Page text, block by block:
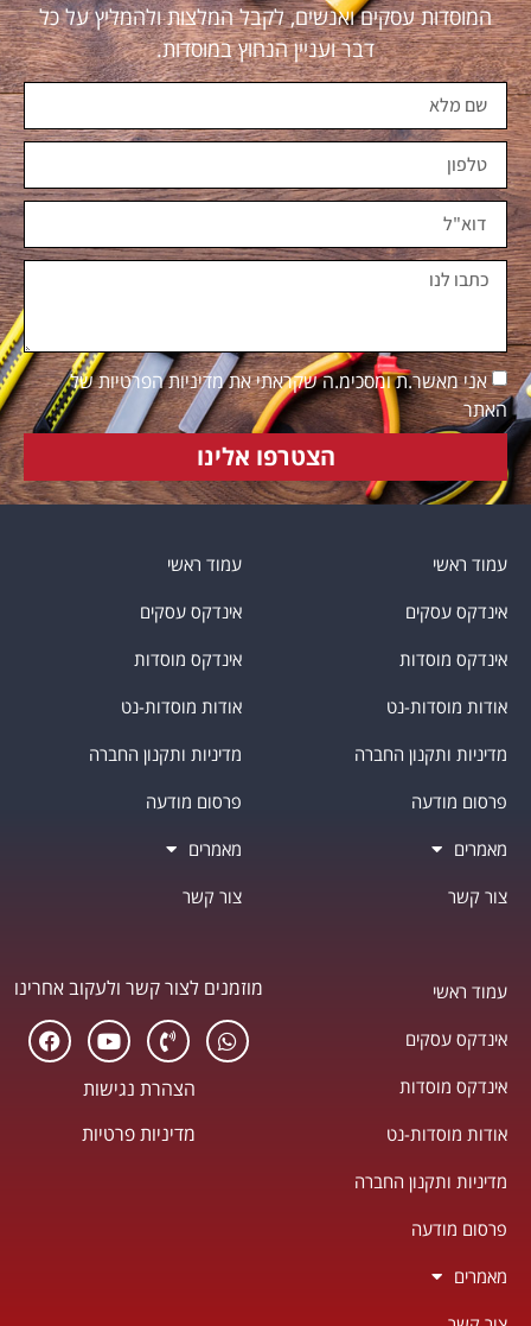
המוסדות עסקים ואנשים, לקבל המלצות ולהמליץ על כל
דבר ועניין הנחוץ במוסדות.
אני מאשר.ת ומסכימ.ה שקראתי את מדיניות הפרטיות של
האתר
הצטרפו אלינו
עמוד ראשי
אינדקס עסקים
אינדקס מוסדות
אודות מוסדות-נט
מדיניות ותקנון החברה
פרסום מודעה
מאמרים
צור קשר
עמוד ראשי
אינדקס עסקים
אינדקס מוסדות
אודות מוסדות-נט
מדיניות ותקנון החברה
פרסום מודעה
מאמרים
צור קשר
עמוד ראשי
אינדקס עסקים
אינדקס מוסדות
אודות מוסדות-נט
מדיניות ותקנון החברה
פרסום מודעה
מאמרים
מוזמנים לצור קשר ולעקוב אחרינו
הצהרת נגישות
מדיניות פרטיות